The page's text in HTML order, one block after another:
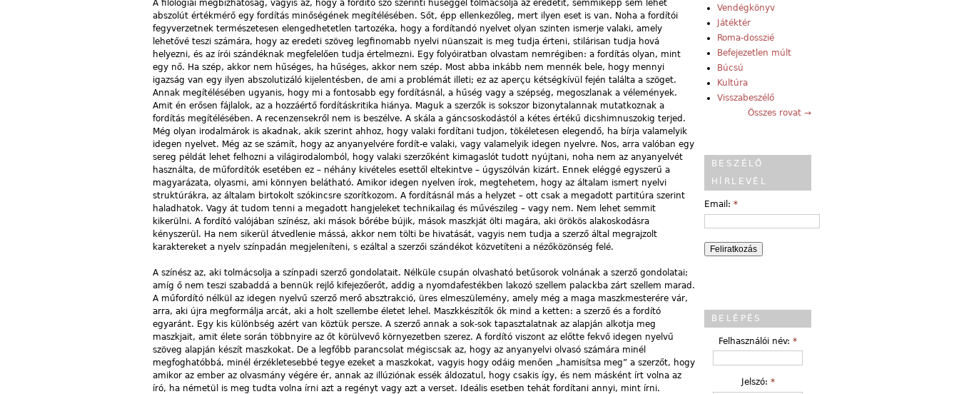
A filológiai megbízhatóság, vagyis az, hogy a fordító szó szerinti hűséggel tolmácsolja az eredetit, semmiképp sem lehet
abszolút értékmérő egy fordítás minőségének megítélésében. Sőt, épp ellenkezőleg, mert ilyen eset is van. Noha a fordítói
fegyverzetnek természetesen elengedhetetlen tartozéka, hogy a fordítandó nyelvet olyan szinten ismerje valaki, amely
lehetővé teszi számára, hogy az eredeti szöveg legfinomabb nyelvi nüanszait is meg tudja érteni, stilárisan tudja hová
helyezni, és az írói szándéknak megfelelően tudja értelmezni. Egy folyóiratban olvastam nemrégiben: a fordítás olyan, mint
egy nő. Ha szép, akkor nem hűséges, ha hűséges, akkor nem szép. Most abba inkább nem mennék bele, hogy mennyi
igazság van egy ilyen abszolutizáló kijelentésben, de ami a problémát illeti; ez az aperçu kétségkívül fején találta a szöget.
Annak megítélésében ugyanis, hogy mi a fontosabb egy fordításnál, a hűség vagy a szépség, megoszlanak a vélemények.
Amit én erősen fájlalok, az a hozzáértő fordításkritika hiánya. Maguk a szerzők is sokszor bizonytalannak mutatkoznak a
fordítás megítélésében. A recenzensekről nem is beszélve. A skála a gáncsoskodástól a kétes értékű dicshimnuszokig terjed.
Még olyan irodalmárok is akadnak, akik szerint ahhoz, hogy valaki fordítani tudjon, tökéletesen elegendő, ha bírja valamelyik
idegen nyelvet. Még az se számít, hogy az anyanyelvére fordít-e valaki, vagy valamelyik idegen nyelvre. Nos, arra valóban egy
sereg példát lehet felhozni a világirodalomból, hogy valaki szerzőként kimagaslót tudott nyújtani, noha nem az anyanyelvét
használta, de műfordítók esetében ez – néhány kivételes esettől eltekintve – úgyszólván kizárt. Ennek eléggé egyszerű a
magyarázata, olyasmi, ami könnyen belátható. Amikor idegen nyelven írok, megtehetem, hogy az általam ismert nyelvi
struktúrákra, az általam birtokolt szókincsre szorítkozom. A fordításnál más a helyzet – ott csak a megadott partitúra szerint
haladhatok. Vagy át tudom tenni a megadott hangjeleket technikailag és művészileg – vagy nem. Nem lehet semmit
kikerülni. A fordító valójában színész, aki mások bőrébe bújik, mások maszkját ölti magára, aki örökös alakoskodásra
kényszerül. Ha nem sikerül átvedlenie mássá, akkor nem tölti be hivatását, vagyis nem tudja a szerző által megrajzolt
karaktereket a nyelv színpadán megjeleníteni, s ezáltal a szerzői szándékot közvetíteni a nézőközönség felé.
A színész az, aki tolmácsolja a színpadi szerző gondolatait. Nélküle csupán olvasható betűsorok volnának a szerző gondolatai;
amíg ő nem teszi szabaddá a bennük rejlő kifejezőerőt, addig a nyomdafestékben lakozó szellem palackba zárt szellem marad.
A műfordító nélkül az idegen nyelvű szerző merő absztrakció, üres elmeszülemény, amely még a maga maszkmesterére vár,
arra, aki újra megformálja arcát, aki a holt szellembe életet lehel. Maszkkészítők ők mind a ketten: a szerző és a fordító
egyaránt. Egy kis különbség azért van köztük persze. A szerző annak a sok-sok tapasztalatnak az alapján alkotja meg
maszkjait, amit élete során többnyire az őt körülvevő környezetben szerez. A fordító viszont az előtte fekvő idegen nyelvű
szöveg alapján készít maszkokat. De a legfőbb parancsolat mégiscsak az, hogy az anyanyelvi olvasó számára minél
megfoghatóbbá, minél érzékletesebbé tegye ezeket a maszkokat, vagyis hogy odáig menően „hamisítsa meg” a szerzőt, hogy
amikor az ember az olvasmány végére ér, annak az illúziónak essék áldozatul, hogy csakis így, és nem másként írt volna az
író, ha németül is meg tudta volna írni azt a regényt vagy azt a verset. Ideális esetben tehát fordítani annyi, mint írni.
Vendégkönyv
Játéktér
Roma-dosszié
Befejezetlen múlt
Búcsú
Kultúra
Visszabeszélő
Összes rovat →
BESZÉLŐ
HÍRLEVÉL
Email: *
BELÉPÉS
Felhasználói név: *
Jelszó: *